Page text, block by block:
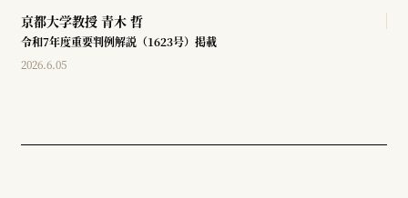
京都大学教授 青木 哲
令和7年度重要判例解説（1623号）掲載
2026.6.05